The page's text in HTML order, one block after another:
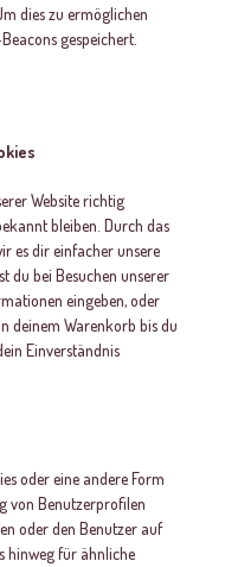
dies zu ermöglichen
gespeichert.
Website richtig
bleiben. Durch das
es dir einfacher unsere
du bei Besuchen unserer
eingeben, oder
deinem Warenkorb bis du
Einverständnis
oder eine andere Form
von Benutzerprofilen
oder den Benutzer auf
hinweg für ähnliche